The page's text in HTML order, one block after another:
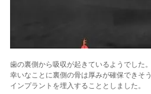
歯の裏側から吸収が起きているようでした。
幸いなことに裏側の骨は厚みが確保できそ
インプラントを埋入することとしました。